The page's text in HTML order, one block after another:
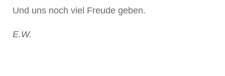
Und uns noch viel Freude geben.
E.W.